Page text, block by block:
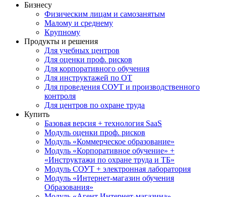
Бизнесу
Физическим лицам и самозанятым
Малому и среднему
Крупному
Продукты и решения
Для учебных центров
Для оценки проф. рисков
Для корпоративного обучения
Для инструктажей по ОТ
Для проведения СОУТ и производственного
контроля
Для центров по охране труда
Купить
Базовая версия + технология SaaS
Модуль оценки проф. рисков
Модуль «Коммерческое образование»
Модуль «Корпоративное обучение» +
«Инструктажи по охране труда и ТБ»
Модуль СОУТ + электронная лаборатория
Модуль «Интернет-магазин обучения
Образования»